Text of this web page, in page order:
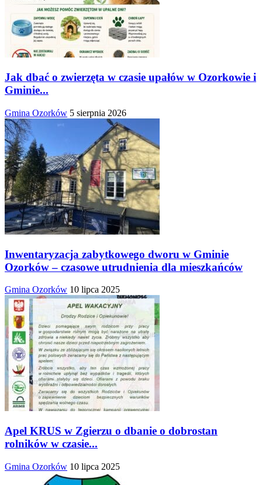
Jak dbać o zwierzęta w czasie upałów w Ozorkowie i
Gminie...
Gmina Ozorków 5 sierpnia 2026
Inwentaryzacja zabytkowego dworu w Gminie
Ozorków – czasowe utrudnienia dla mieszkańców
Gmina Ozorków 10 lipca 2025
Apel KRUS w Zgierzu o dbanie o dobrostan
rolników w czasie...
Gmina Ozorków 10 lipca 2025